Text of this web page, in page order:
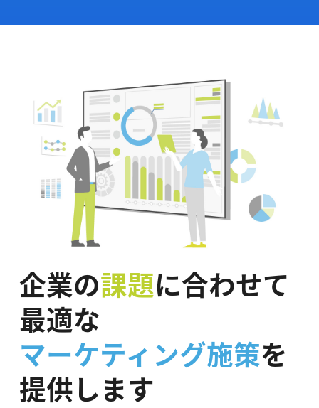
企業の課題に合わせて
最適な
マーケティング施策を
提供します